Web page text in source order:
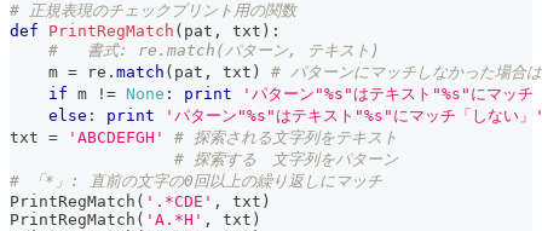
# 正規表現のチェックプリント用の関数
def
PrintRegMatch ( pat , txt ) :
#   書式: re.match(パターン, テキスト)
    m
= re . match ( pat , txt )
# パターンにマッチしなかった場合
if m != None : print
'パターン"%s"はテキスト"%s"にマッチ
else : print
'パターン"%s"はテキスト"%s"にマッチ「しない
txt = 'ABCDEFGH'
# 探索される文字列をテキスト
# 探索する　文字列をパターン
# 「*」: 直前の文字の0回以上の繰り返しにマッチ
PrintRegMatch ( '.*CDE' , txt )
PrintRegMatch ( 'A.*H' , txt )